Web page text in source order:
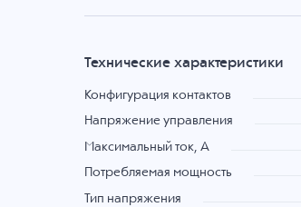
Технические характеристики
Конфигурация контактов
Напряжение управления
Максимальный ток, А
Потребляемая мощность
Тип напряжения